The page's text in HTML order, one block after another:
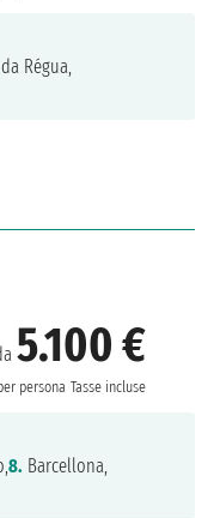
Régua,
5.100 €
persona Tasse incluse
8. Barcellona,